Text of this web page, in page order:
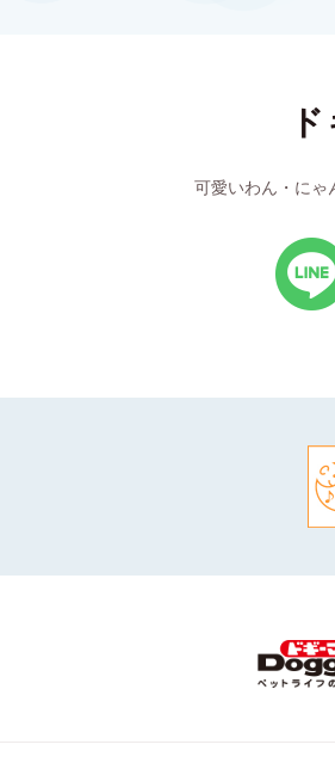
可愛いわん・にゃ